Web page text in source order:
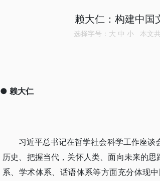
赖大仁：构建中国
选择字号： 大 中 小 本文
● 赖大仁
习近平总书记在哲学社会科学工作座
历史、把握当代，关怀人类、面向未来的
系、学术体系、话语体系等方面充分体现